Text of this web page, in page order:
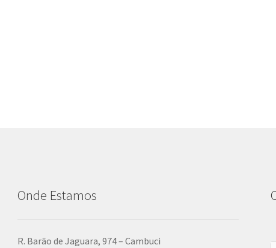
Onde Estamos
R. Barão de Jaguara, 974 – Cambuci